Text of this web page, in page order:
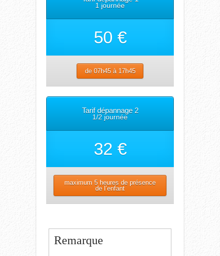
1 journée
50 €
de 07h45 à 17h45
Tarif dépannage 2
1/2 journée
32 €
maximum 5 heures de présence
de l’enfant
Remarque